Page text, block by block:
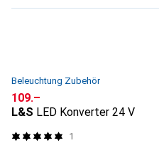
Beleuchtung Zubehör
CHF
109.–
L&S LED Konverter 24 V
1